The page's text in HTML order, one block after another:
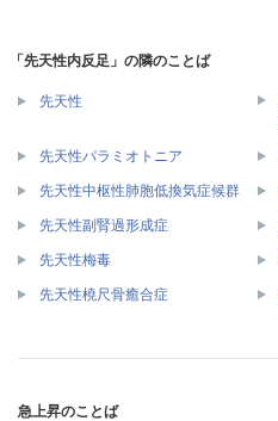
「先天性内反足」の隣のことば
先天性
先天性パラミオトニア
先天性中枢性肺胞低換気症候群
先天性副腎過形成症
先天性梅毒
先天性橈尺骨癒合症
急上昇のことば